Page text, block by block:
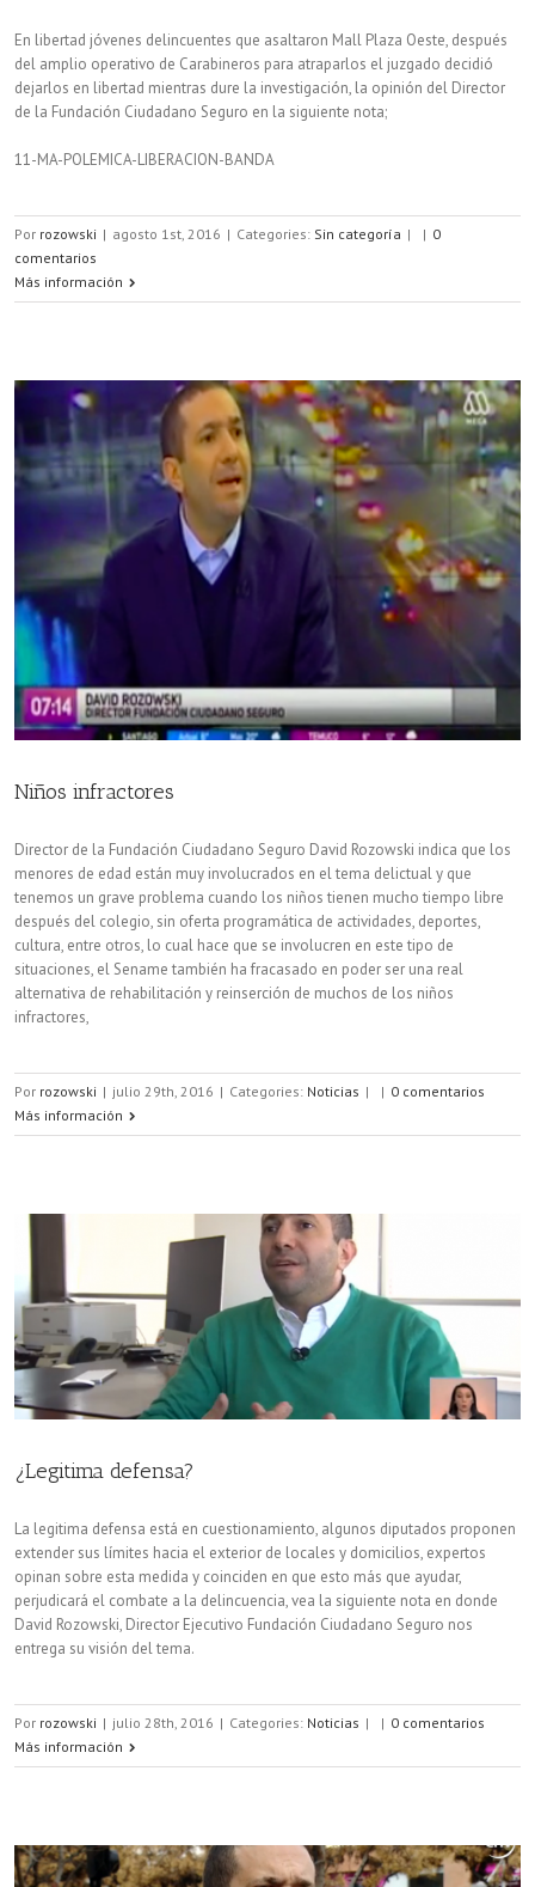
En libertad jóvenes delincuentes que asaltaron Mall Plaza Oeste, después
del amplio operativo de Carabineros para atraparlos el juzgado decidió
dejarlos en libertad mientras dure la investigación, la opinión del Director
de la Fundación Ciudadano Seguro en la siguiente nota;
11-MA-POLEMICA-LIBERACION-BANDA
Por rozowski | agosto 1st, 2016 | Categories: Sin categoría | | 0
comentarios
Más información
Niños infractores
Director de la Fundación Ciudadano Seguro David Rozowski indica que los
menores de edad están muy involucrados en el tema delictual y que
tenemos un grave problema cuando los niños tienen mucho tiempo libre
después del colegio, sin oferta programática de actividades, deportes,
cultura, entre otros, lo cual hace que se involucren en este tipo de
situaciones, el Sename también ha fracasado en poder ser una real
alternativa de rehabilitación y reinserción de muchos de los niños
infractores,
Por rozowski | julio 29th, 2016 | Categories: Noticias | | 0 comentarios
Más información
¿Legitima defensa?
La legitima defensa está en cuestionamiento, algunos diputados proponen
extender sus límites hacia el exterior de locales y domicilios, expertos
opinan sobre esta medida y coinciden en que esto más que ayudar,
perjudicará el combate a la delincuencia, vea la siguiente nota en donde
David Rozowski, Director Ejecutivo Fundación Ciudadano Seguro nos
entrega su visión del tema.
Por rozowski | julio 28th, 2016 | Categories: Noticias | | 0 comentarios
Más información